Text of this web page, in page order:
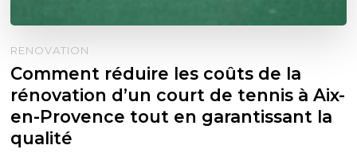
RENOVATION
Comment réduire les coûts de la
rénovation d’un court de tennis à Aix-
en-Provence tout en garantissant la
qualité